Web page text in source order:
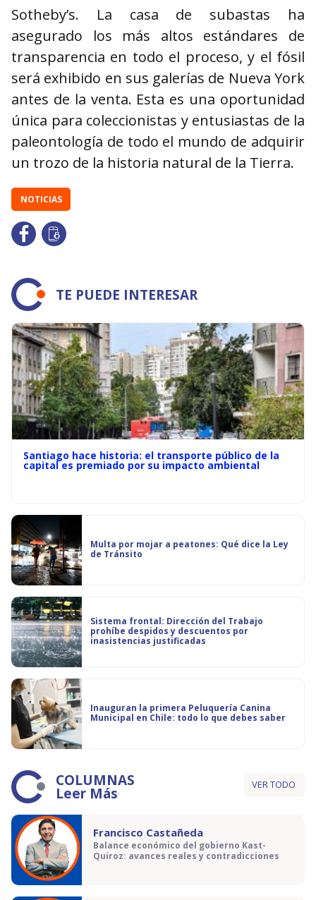
Sotheby’s. La casa de subastas ha
asegurado los más altos estándares de
transparencia en todo el proceso, y el fósil
será exhibido en sus galerías de Nueva York
antes de la venta. Esta es una oportunidad
única para coleccionistas y entusiastas de la
paleontología de todo el mundo de adquirir
un trozo de la historia natural de la Tierra.
NOTICIAS
TE PUEDE INTERESAR
Santiago hace historia: el transporte público de la
capital es premiado por su impacto ambiental
Multa por mojar a peatones: Qué dice la Ley
de Tránsito
Sistema frontal: Dirección del Trabajo
prohíbe despidos y descuentos por
inasistencias justificadas
Inauguran la primera Peluquería Canina
Municipal en Chile: todo lo que debes saber
COLUMNAS
Leer Más VER TODO
Francisco Castañeda
Balance económico del gobierno Kast-
Quiroz: avances reales y contradicciones